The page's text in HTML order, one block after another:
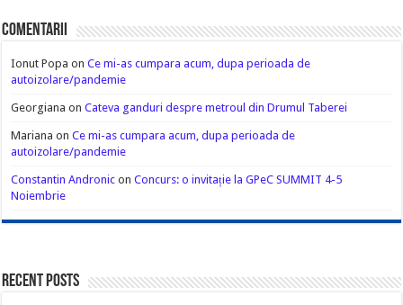
Comentarii
Ionut Popa onCe mi-as cumpara acum, dupa perioada de
autoizolare/pandemie
Georgiana onCateva ganduri despre metroul din Drumul Taberei
Mariana onCe mi-as cumpara acum, dupa perioada de
autoizolare/pandemie
Constantin Andronic onConcurs: o invitație la GPeC SUMMIT 4-5
Noiembrie
Recent Posts